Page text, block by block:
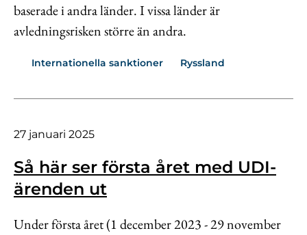
baserade i andra länder. I vissa länder är
avledningsrisken större än andra.
Internationella sanktioner Ryssland
27 januari 2025
Så här ser första året med UDI-
ärenden ut
Under första året (1 december 2023 - 29 november